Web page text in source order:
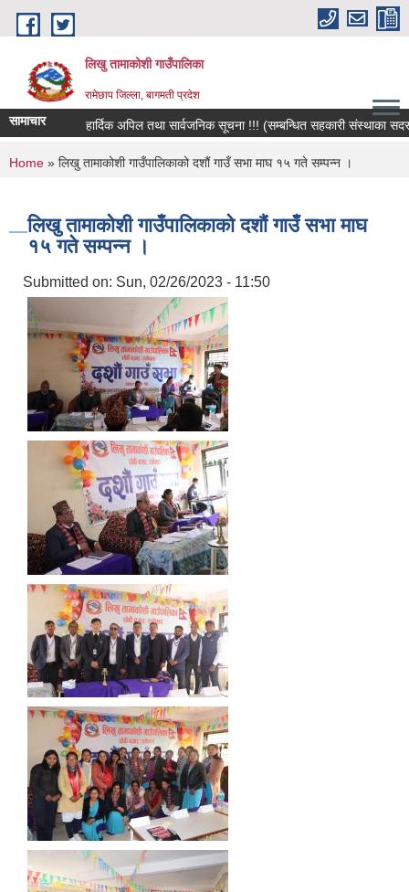
Skip to main content
लिखु तामाकोशी गाउँपालिका
रामेछाप जिल्ला, बागमती प्रदेश
सामाचार हार्दिक अपिल तथा सार्वजनिक सूचना !!! (सम्बन्धित सहकारी संस्थाका सदस्य,
You are here
Home » लिखु तामाकोशी गाउँपालिकाको दशौं गाउँ सभा माघ १५ गते सम्पन्न ।
लिखु तामाकोशी गाउँपालिकाको दशौं गाउँ सभा माघ
१५ गते सम्पन्न ।
Submitted on: Sun, 02/26/2023 - 11:50